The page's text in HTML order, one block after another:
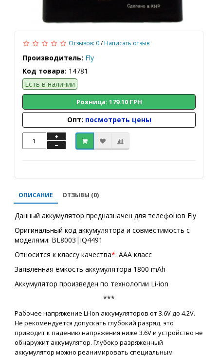
Отзывов: 0/Написать отзыв
Производитель: Fly
Код товара: 14781
Есть в наличии
Розница: 179.10 ГРН
Опт: посмотреть цены
ОПИСАНИЕ ОТЗЫВЫ (0)
Данный аккумулятор предназначен для телефонов Fly
Оригинальный код аккумулятора и совместимость с
моделями: BL8003|IQ4491
Относится к классу качества*: AAA класс
Заявленная ёмкость аккумулятора 1800 mAh
Аккумулятор произведен по технологии Li-ion
***
Рабочее напряжение Li-Ion аккумуляторов от 3.6V до 4.2V.
Не рекомендуется допускать глубокий разряд, это
приводит к падению напряжения ниже 3.6V и устройство не
обнаружит аккумулятор. Глубоко разряженный
аккумулятор можно реанимировать специальным